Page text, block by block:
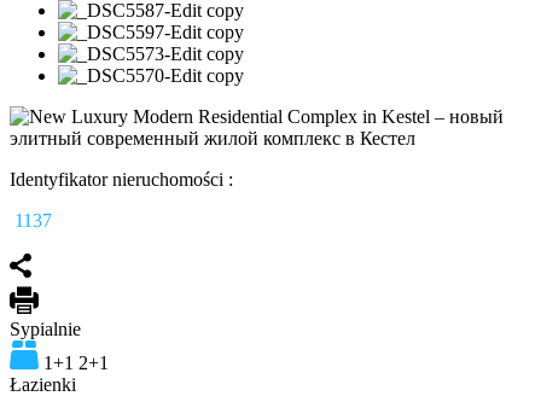
Identyfikator nieruchomości :
1137
Sypialnie
1+1 2+1
Łazienki